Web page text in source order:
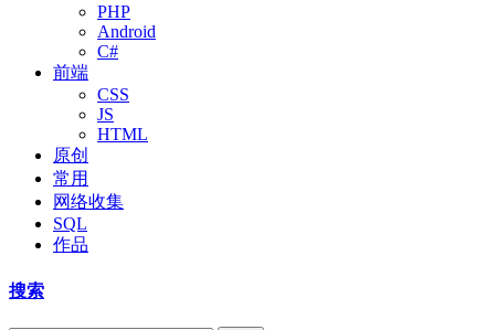
PHP
Android
C#
前端
CSS
JS
HTML
原创
常用
网络收集
SQL
作品
搜索